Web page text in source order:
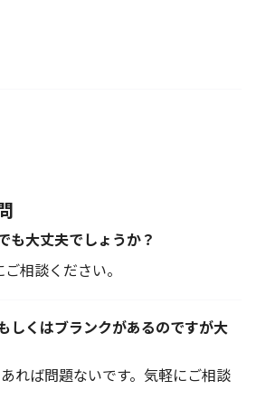
も大丈夫でしょうか？
相談ください。
しくはブランクがあるのですが大
れば問題ないです。気軽にご相談